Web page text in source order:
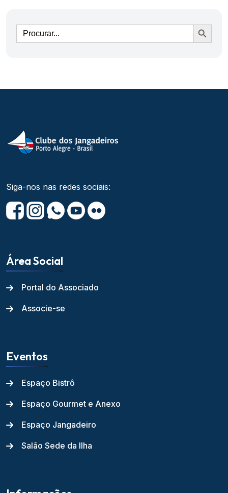
Ir
Siga-nos nas redes sociais:
Área Social
Portal do Associado
Associe-se
Eventos
Espaço Bistrô
Espaço Gourmet e Anexo
Espaço Jangadeiro
Salão Sede da Ilha